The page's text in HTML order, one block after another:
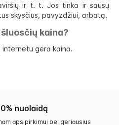
ir t. t. Jos tinka ir sausų
skysčius, pavyzdžiui, arbatą.
kaina?
internetu gera kaina.
nuolaidą
apsipirkimui bei geriausius